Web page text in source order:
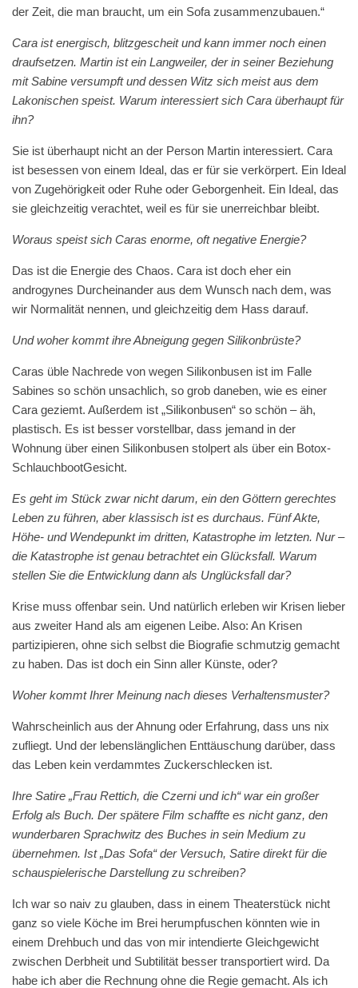
der Zeit, die man braucht, um ein Sofa zusammenzubauen.“
Cara ist energisch, blitzgescheit und kann immer noch einen
draufsetzen. Martin ist ein Langweiler, der in seiner Beziehung
mit Sabine versumpft und dessen Witz sich meist aus dem
Lakonischen speist. Warum interessiert sich Cara überhaupt für
ihn?
Sie ist überhaupt nicht an der Person Martin interessiert. Cara
ist besessen von einem Ideal, das er für sie verkörpert. Ein Ideal
von Zugehörigkeit oder Ruhe oder Geborgenheit. Ein Ideal, das
sie gleichzeitig verachtet, weil es für sie unerreichbar bleibt.
Woraus speist sich Caras enorme, oft negative Energie?
Das ist die Energie des Chaos. Cara ist doch eher ein
androgynes Durcheinander aus dem Wunsch nach dem, was
wir Normalität nennen, und gleichzeitig dem Hass darauf.
Und woher kommt ihre Abneigung gegen Silikonbrüste?
Caras üble Nachrede von wegen Silikonbusen ist im Falle
Sabines so schön unsachlich, so grob daneben, wie es einer
Cara geziemt. Außerdem ist „Silikonbusen“ so schön – äh,
plastisch. Es ist besser vorstellbar, dass jemand in der
Wohnung über einen Silikonbusen stolpert als über ein Botox-
SchlauchbootGesicht.
Es geht im Stück zwar nicht darum, ein den Göttern gerechtes
Leben zu führen, aber klassisch ist es durchaus. Fünf Akte,
Höhe- und Wendepunkt im dritten, Katastrophe im letzten. Nur –
die Katastrophe ist genau betrachtet ein Glücksfall. Warum
stellen Sie die Entwicklung dann als Unglücksfall dar?
Krise muss offenbar sein. Und natürlich erleben wir Krisen lieber
aus zweiter Hand als am eigenen Leibe. Also: An Krisen
partizipieren, ohne sich selbst die Biografie schmutzig gemacht
zu haben. Das ist doch ein Sinn aller Künste, oder?
Woher kommt Ihrer Meinung nach dieses Verhaltensmuster?
Wahrscheinlich aus der Ahnung oder Erfahrung, dass uns nix
zufliegt. Und der lebenslänglichen Enttäuschung darüber, dass
das Leben kein verdammtes Zuckerschlecken ist.
Ihre Satire „Frau Rettich, die Czerni und ich“ war ein großer
Erfolg als Buch. Der spätere Film schaffte es nicht ganz, den
wunderbaren Sprachwitz des Buches in sein Medium zu
übernehmen. Ist „Das Sofa“ der Versuch, Satire direkt für die
schauspielerische Darstellung zu schreiben?
Ich war so naiv zu glauben, dass in einem Theaterstück nicht
ganz so viele Köche im Brei herumpfuschen könnten wie in
einem Drehbuch und das von mir intendierte Gleichgewicht
zwischen Derbheit und Subtilität besser transportiert wird. Da
habe ich aber die Rechnung ohne die Regie gemacht. Als ich